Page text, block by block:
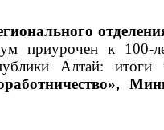
приурочен к 100-
Алтай: итоги